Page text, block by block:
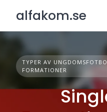
content
alfakom.se
TYPER AV
FORMATIONER